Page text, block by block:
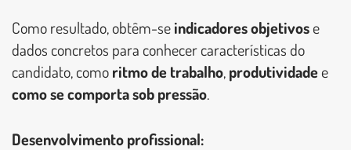
Como resultado, obtêm-seindicadores objetivose
dados concretos para conhecer características do
candidato, comoritmo de trabalho,produtividadee
como se comporta sob pressão.
Desenvolvimento profissional: